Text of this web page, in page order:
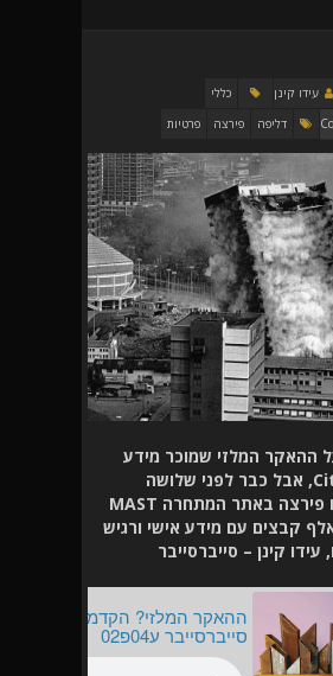
עידו קינן
כללי
דליפה פירצה פרטיות
ההאקר המלזי שמוכר מידע
ממוחזר מ-City4U, אבל כבר לפני שלושה
חודשים איסגרנו פירצה באתר המתחרה MAST
קינן – סייברסייבר